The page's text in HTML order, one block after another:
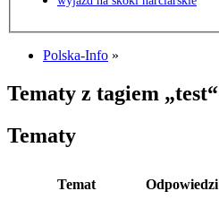
Polska-Info »
Tematy z tagiem „test“
Tematy
Temat Odpowiedzi